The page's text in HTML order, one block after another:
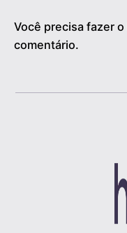
Você precisa fazer o
comentário.